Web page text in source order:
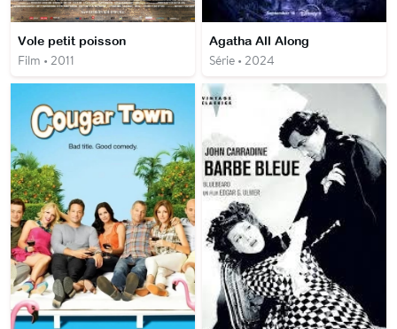
Vole petit poisson
Film • 2011
Agatha All Along
Série • 2024